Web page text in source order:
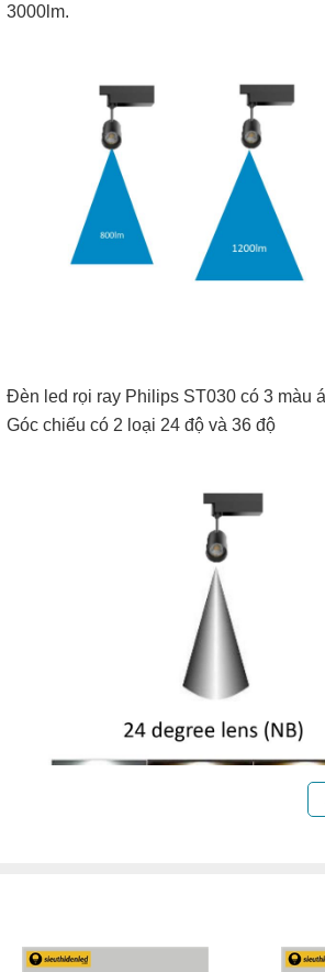
3000lm.
Đèn led rọi ray Philips ST030 có 3 màu
Góc chiếu có 2 loại 24 độ và 36 độ
Tuổi thọ của đèn ray ST030 lên tới >